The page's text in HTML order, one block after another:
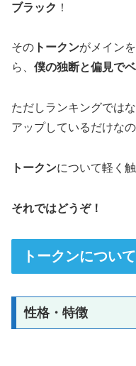
ブラック ！
その トークンがメイン
ら、 僕の独断と偏見で
ただしランキングでは
アップしているだけな
トークンについて軽く
それではどうぞ！
トークンについて
性格・特徴